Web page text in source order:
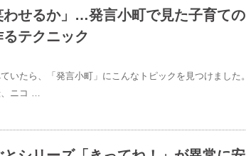
わせるか」…発言小町で見た子育ての
テクニック
いたら、「発言小町」にこんなトピックを見つけました。
、ニコ …